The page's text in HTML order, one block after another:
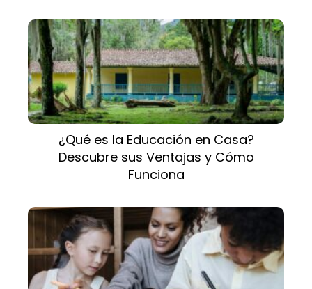
¿Qué es la Educación en Casa?
Descubre sus Ventajas y Cómo
Funciona